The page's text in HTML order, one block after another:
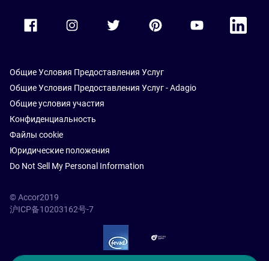
Accor Facebook Accor TwitterAccor PinterestAccor Youtube
Accor
Общие Условия Предоставления Услуг
Общие Условия Предоставления Услуг - Adagio
Общие условия участия
Конфиденциальность
Файлы cookie
Юридические положения
Do Not Sell My Personal Information
© Accor2019
沪ICP备10203162号-7